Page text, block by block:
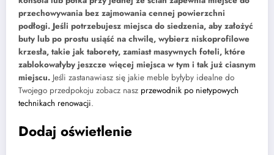
przechowywania bez zajmowania cennej powierzchni
podłogi. Jeśli potrzebujesz miejsca do siedzenia, aby założyć
buty lub po prostu usiąść na chwilę, wybierz niskoprofilowe
krzesła, takie jak taborety, zamiast masywnych foteli, które
zablokowałyby jeszcze więcej miejsca w tym i tak już ciasnym
miejscu. Jeśli zastanawiasz się jakie meble byłyby idealne do
Twojego przedpokoju zobacz nasz przewodnik po nietypowych
technikach renowacji.
Dodaj oświetlenie